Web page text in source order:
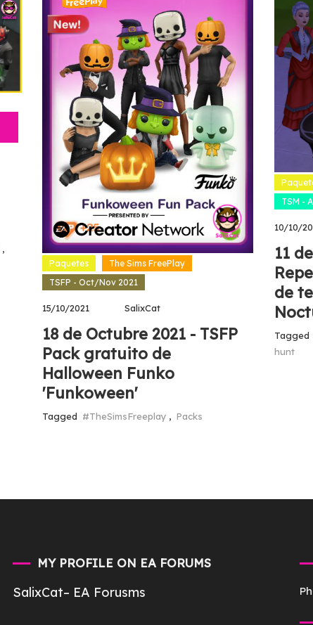
,
Paquetes
The Sims FreePlay
TSFP - Oct/Nov 2021
15/10/2021 SalixCat
18 de Octubre 2021 - TSFP
Pack gratuito de
Halloween Funko
'Funkoween'
Tagged #TheSimsFreeplay , Packs
TSM -
10/10/
11
de
Tagged
hunt
MY PROFILE ON EA FORUMS
SalixCat– EA Forusms